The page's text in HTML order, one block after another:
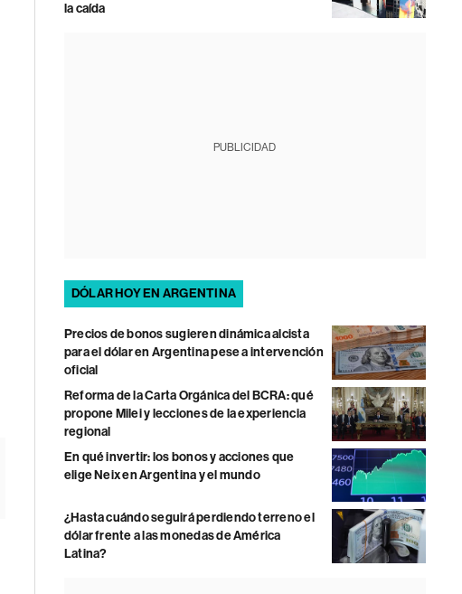
la caída
PUBLICIDAD
DÓLAR HOY EN ARGENTINA
Precios de bonos sugieren dinámica alcista
para el dólar en Argentina pese a intervención
oficial
Reforma de la Carta Orgánica del BCRA: qué
propone Milei y lecciones de la experiencia
regional
En qué invertir: los bonos y acciones que
elige Neix en Argentina y el mundo
¿Hasta cuándo seguirá perdiendo terreno el
dólar frente a las monedas de América
Latina?